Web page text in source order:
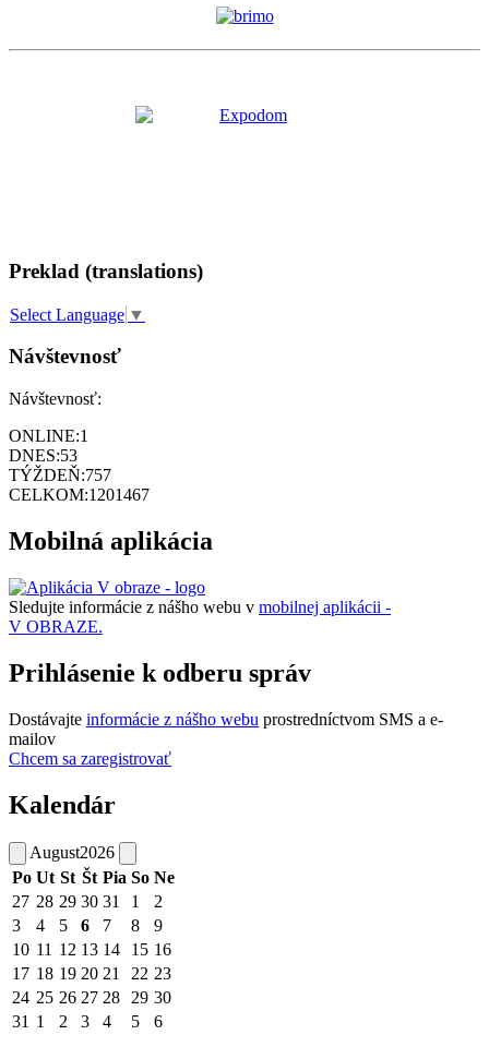
Preklad (translations)
Select Language ▼
Návštevnosť
Návštevnosť:
ONLINE:1
DNES:53
TÝŽDEŇ:757
CELKOM:1201467
Mobilná aplikácia
Sledujte informácie z nášho webu v mobilnej aplikácii -
V OBRAZE.
Prihlásenie k odberu správ
Dostávajte informácie z nášho webu prostredníctvom SMS a e-
mailov
Chcem sa zaregistrovať
Kalendár
August2026
Po Ut St Št Pia So Ne
27 28 29 30 31 1
2
3
4 5 6 7 8
9
10 11 12 13 14 15 16
17 18 19 20 21 22 23
24 25 26 27 28 29 30
31 1 2 3 4 5 6